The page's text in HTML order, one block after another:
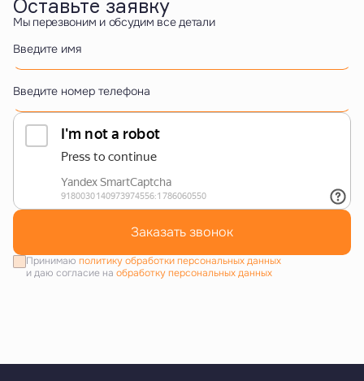
Оставьте заявку
Мы перезвоним и обсудим все детали
Введите имя
Введите номер телефона
Заказать звонок
Принимаю политику обработки персональных данных
и даю согласие на обработку персональных данных